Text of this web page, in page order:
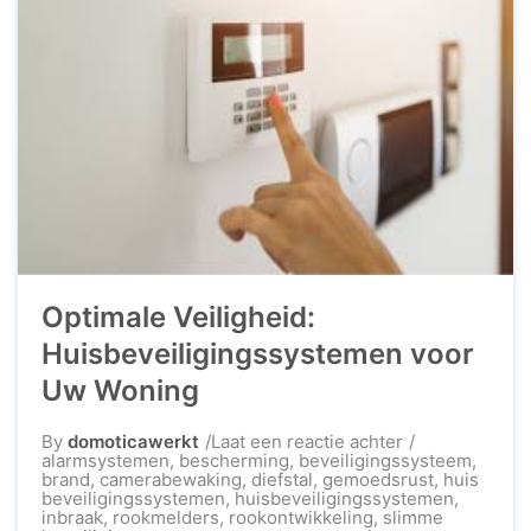
Optimale Veiligheid:
Huisbeveiligingssystemen voor
Uw Woning
By domoticawerkt Laat een reactie achterop
Optimale
Veiligheid:
voor
alarmsystemen, bescherming, beveiligingssysteem,
brand, camerabewaking, diefstal, gemoedsrust, huis
beveiligingssystemen, huisbeveiligingssystemen,
inbraak, rookmelders, rookontwikkeling, slimme